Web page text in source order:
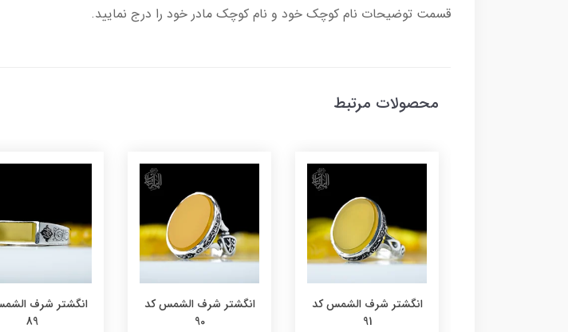
قسمت توضیحات نام کوچک خود و نام کوچک مادر خود را درج نمایید.
محصولات مرتبط
انگشتر شرف الشمس کد
91
انگشتر شرف الشمس کد
90
انگشتر شرف
89